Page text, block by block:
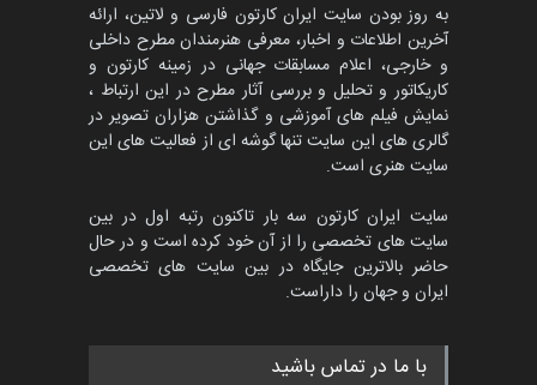
به روز بودن سایت ایران کارتون فارسی و لاتین، ارائه
آخرین اطلاعات و اخبار، معرفی هنرمندان مطرح داخلی
و خارجی، اعلام مسابقات جهانی در زمینه کارتون و
کاریکاتور و تحلیل و بررسی آثار مطرح در این ارتباط ،
نمایش فیلم های آموزشی و گذاشتن هزاران تصویر در
گالری های این سایت تنها گوشه ای از فعالیت های این
سایت هنری است.
سایت ایران کارتون سه بار تاکنون رتبه اول در بین
سایت های تخصصی را از آن خود کرده است و در حال
حاضر بالاترین جایگاه در بین سایت های تخصصی
ایران و جهان را داراست.
با ما در تماس باشید